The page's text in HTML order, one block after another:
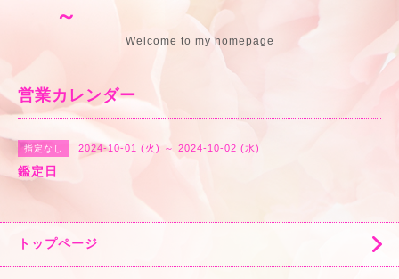
～
Welcome to my homepage
営業カレンダー
指定なし 2024-10-01 (火) ～ 2024-10-02 (水)
鑑定日
トップページ